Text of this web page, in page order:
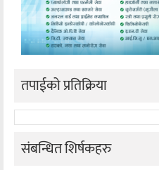
तपाईको प्रतिक्रिया
संबन्धित शिर्षकहरु